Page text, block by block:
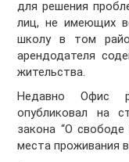
для решения
лиц, не имеющих
школу в том
арендодателя
жительства.
Недавно Офис
опубликовал на
закона “О
места проживания в